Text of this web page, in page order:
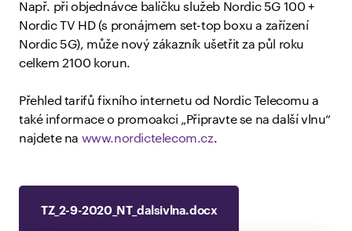
Např. při objednávce balíčku služeb Nordic 5G 100 +
Nordic TV HD (s pronájmem set-top boxu a zařízení
Nordic 5G), může nový zákazník ušetřit za půl roku
celkem 2100 korun.
Přehled tarifů fixního internetu od Nordic Telecomu a
také informace o promoakci „Připravte se na další vlnu“
najdete na www.nordictelecom.cz.
TZ_2-9-2020_NT_dalsivlna.docx